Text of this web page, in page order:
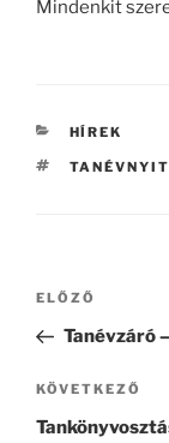
Mindenkit
HÍREK
CÍMKÉK
Bejegyzés
Korábbi
bejegyzés
ELŐZŐ
Tanévzáró
Következő
bejegyzés
KÖVETKEZŐ